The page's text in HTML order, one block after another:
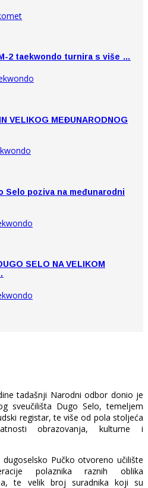
2 taekwondo turnira s više …
VELIKOG MEĐUNARODNOG
Selo poziva na međunarodni
SELO NA VELIKOM
tadašnji Narodni odbor donio je
sveučilišta Dugo Selo, temeljem
registar, te više od pola stoljeća
obrazovanja, kulturne i
Pučko otvoreno učilište
polaznika raznih oblika
te velik broj suradnika koji su